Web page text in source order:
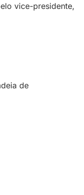
vice-presidente,
de